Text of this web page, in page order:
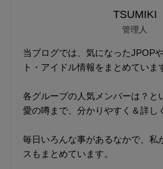
TSUMIKI
管理人
当ブログでは、気になったJPOP
ト・アイドル情報をまとめていま
各グループの人気メンバーは？と
愛の噂まで、分かりやすく＆詳し
毎日いろんな事があるなかで、私
スもまとめています。